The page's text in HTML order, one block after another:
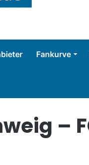
Fankurve
–